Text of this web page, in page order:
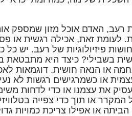
האדם אוכל מזון שמספק
לעומת זאת,אכילה רגשית או
פיזיולוגיות של רעב. יש
בשבילי? כיצד היא מתבטאת
או הנאה חושית. דוגמאות
או כשמרגישים רגשות לא
את עצמנו או כדי לדחות
או תוך כדי צפייה
או אפילו צריכת כמויות